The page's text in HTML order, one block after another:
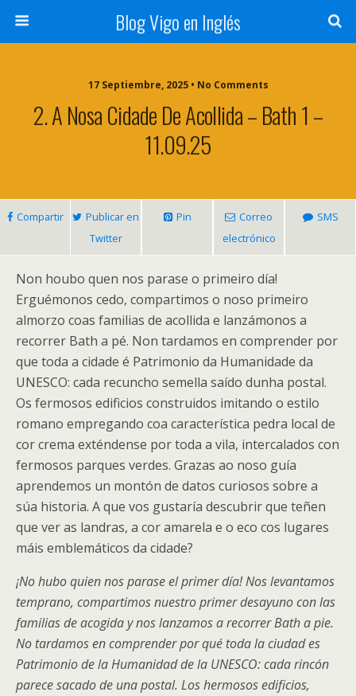
Blog Vigo en Inglés
17 Septiembre, 2025 • No Comments
2. A Nosa Cidade De Acollida – Bath 1 –
11.09.25
Compartir
Publicar en
Twitter
Pin
Correo
electrónico
SMS
Non houbo quen nos parase o primeiro día!
Erguémonos cedo, compartimos o noso primeiro
almorzo coas familias de acollida e lanzámonos a
recorrer Bath a pé. Non tardamos en comprender por
que toda a cidade é Patrimonio da Humanidade da
UNESCO: cada recuncho semella saído dunha postal.
Os fermosos edificios construidos imitando o estilo
romano empregando coa característica pedra local de
cor crema exténdense por toda a vila, intercalados con
fermosos parques verdes. Grazas ao noso guía
aprendemos un montón de datos curiosos sobre a
súa historia. A que vos gustaría descubrir que teñen
que ver as landras, a cor amarela e o eco cos lugares
máis emblemáticos da cidade?
¡No hubo quien nos parase el primer día! Nos levantamos
temprano, compartimos nuestro primer desayuno con las
familias de acogida y nos lanzamos a recorrer Bath a pie.
No tardamos en comprender por qué toda la ciudad es
Patrimonio de la Humanidad de la UNESCO: cada rincón
parece sacado de una postal. Los hermosos edificios,